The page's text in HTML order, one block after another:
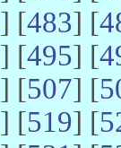
] [483] [
] [495] [
] [507] [
] [519] [